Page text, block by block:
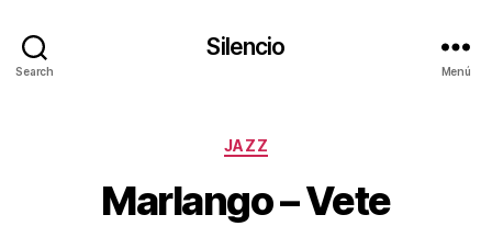
Search
Silencio
Menú
Categorías
JAZZ
Marlango – Vete